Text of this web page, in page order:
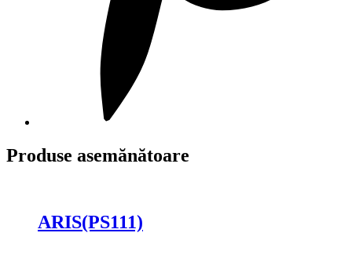
Produse asemănătoare
ARIS(PS111)